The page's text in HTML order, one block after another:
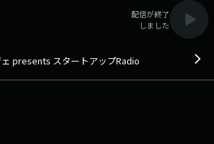
program/startup/ メールアドレス：
メッセージフォーム：
message/?program_id=24
配信が終了
しました
presents スタートアップRadio